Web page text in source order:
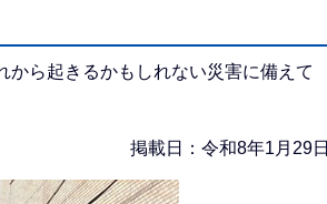
ら起きるかもしれない災害に備えて
掲載日：令和8年1月29日